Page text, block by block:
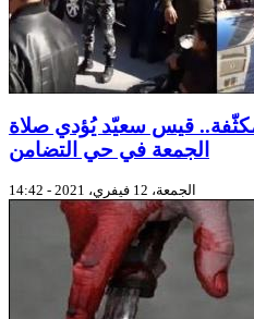
قيس سعيّد يُؤدي صلاة
الجمعة في حي التضامن
الجمعة، 12 فيفري، 2021 - 14:42